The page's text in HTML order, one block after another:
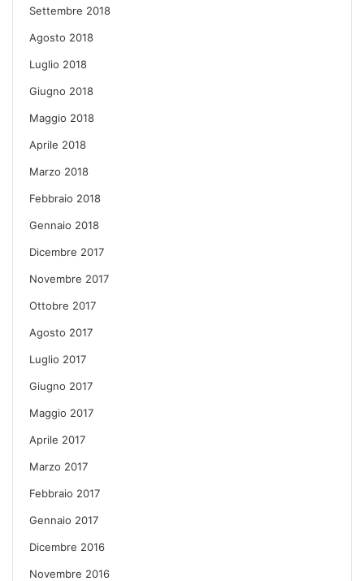
Settembre 2018
Agosto 2018
Luglio 2018
Giugno 2018
Maggio 2018
Aprile 2018
Marzo 2018
Febbraio 2018
Gennaio 2018
Dicembre 2017
Novembre 2017
Ottobre 2017
Agosto 2017
Luglio 2017
Giugno 2017
Maggio 2017
Aprile 2017
Marzo 2017
Febbraio 2017
Gennaio 2017
Dicembre 2016
Novembre 2016